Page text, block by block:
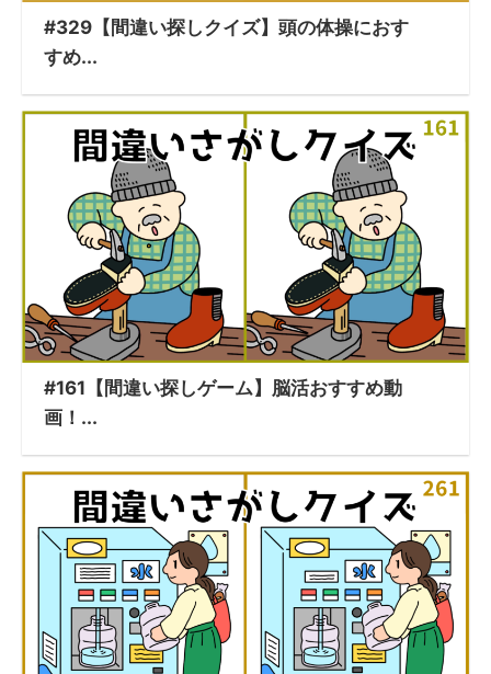
#329【間違い探しクイズ】頭の体操におす
すめ...
#161【間違い探しゲーム】脳活おすすめ動
画！...